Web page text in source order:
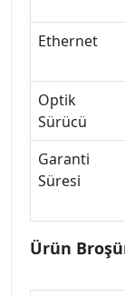
Ethernet
Optik
Sürücü
Garanti
Süresi
Ürün